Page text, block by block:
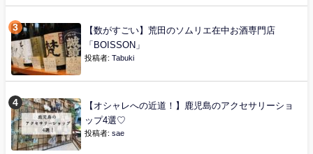
【数がすごい】荒田のソムリエ在中お酒専門店
「BOISSON」
投稿者: Tabuki
【オシャレへの近道！】鹿児島のアクセサリーショ
ップ4選♡
投稿者: sae